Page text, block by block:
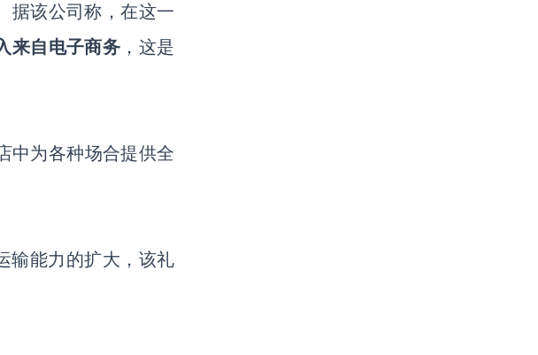
据该公司称，在这一
来自电子商务 ，这是
中为各种场合提供全
输能力的扩大，该礼